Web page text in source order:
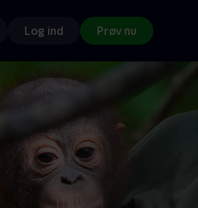
Log ind Prøv nu